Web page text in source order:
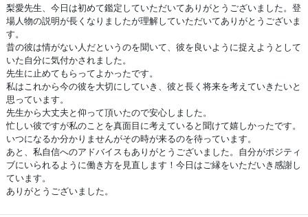
梨愛先生、今日は初めて鑑定していただいてありがとうございました。登
場人物の説明が長くなりましたが理解していただいてありがとうございま
す。
昔の彼は情がない人だというのを聞いて、彼を良いように捉えようとして
いた自分に気付かされました。
先生に止めてもらってよかったです。
私はこれから今の彼を大切にしていき、彼と長く将来を考えていきたいと
思っています。
先生から大丈夫と仰って頂いたので安心しました。
忙しい彼ですが私のことを真面目に考えていると聞けて嬉しかったです。
いつになるか分かりませんがその時が来るのを待っています。
あと、私自信へのアドバイスもありがとうございました。自分がポジティ
ブにいられるように働き方を見直します！今日はご縁をいただいき感謝し
ています。
ありがとうございました。